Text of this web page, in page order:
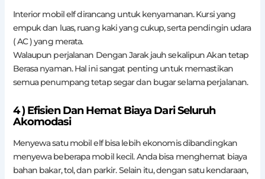
Interior mobil elf dirancang untuk kenyamanan. Kursi yang
empuk dan luas, ruang kaki yang cukup, serta pendingin udara
( AC ) yang merata.
Walaupun perjalanan Dengan Jarak jauh sekalipun Akan tetap
Berasa nyaman. Hal ini sangat penting untuk memastikan
semua penumpang tetap segar dan bugar selama perjalanan.
4 ) Efisien Dan Hemat Biaya Dari Seluruh
Akomodasi
Menyewa satu mobil elf bisa lebih ekonomis dibandingkan
menyewa beberapa mobil kecil. Anda bisa menghemat biaya
bahan bakar, tol, dan parkir. Selain itu, dengan satu kendaraan,